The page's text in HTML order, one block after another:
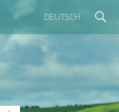
DEUTSCH